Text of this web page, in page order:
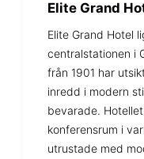
Elite Grand
Elite Grand Hotel
centralstationen i
från 1901 har
inredd i modern
bevarade.
konferensrum i
utrustade med